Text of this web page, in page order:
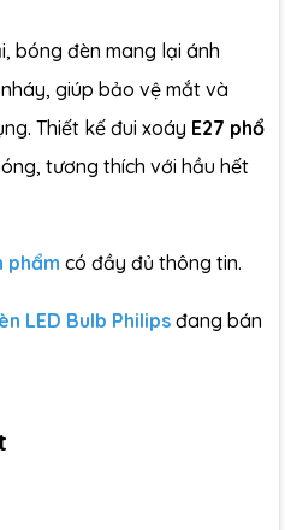
bóng đèn mang lại ánh
giúp bảo vệ mắt và
Thiết kế đui xoáy E27 phổ
tương thích với hầu hết
phẩm có đầy đủ thông tin.
LED Bulb Philips đang bán